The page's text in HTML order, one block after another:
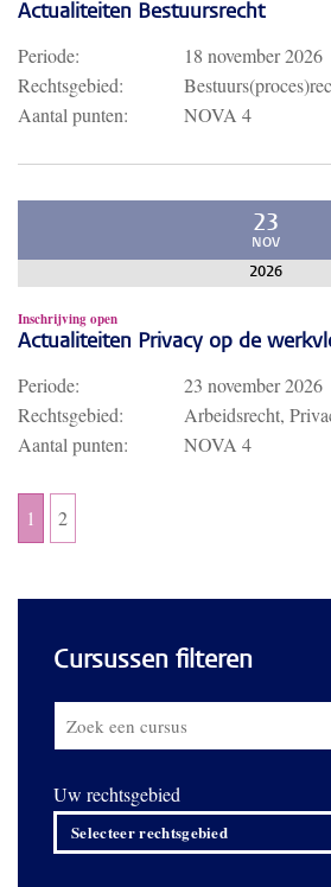
Actualiteiten Bestuursrecht
Periode:
18 november 2026
Rechtsgebied:
Aantal punten:
NOVA 4
23
NOV
2026
Inschrijving open
Actualiteiten Privacy op de
Periode:
23 november 2026
Rechtsgebied:
Arbeidsrecht,
Aantal punten:
NOVA 4
1 2
Cursussen filteren
Uw rechtsgebied
Selecteer rechtsgebied